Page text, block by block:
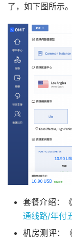
了，如下图所示。
套餐介绍：《
通线路/年付
机房测评：